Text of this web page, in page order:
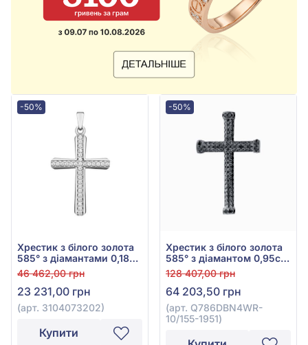
-50%
Хрестик з білого золота
585° з діамантами 0,18ct,
арт. 3104073202
46 462,00 грн
23 231,00 грн
(арт. 3104073202)
Купити
-50%
Хрестик з білого золота
585° з діамантом 0,95ct,
арт. Q786DBN4WR-
10/155-1951
128 407,00 грн
64 203,50 грн
(арт. Q786DBN4WR-
10/155-1951)